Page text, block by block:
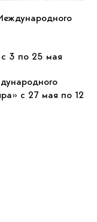
3 по 25 мая
с 27 мая по 12